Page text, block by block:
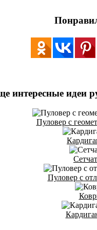
интересные идеи
Пуловер с
Пуловер с